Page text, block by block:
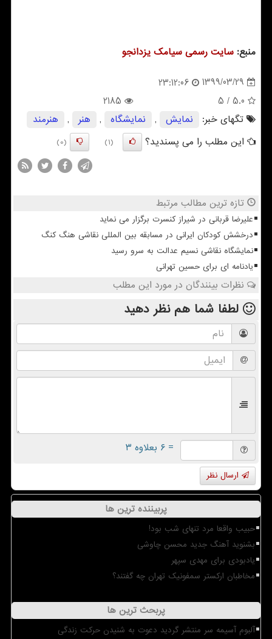
منبع: سایت رسمی سیامك یزدانجو
1399/03/29
23:12:06
5.0
/ 5
2185
تگهای خبر:
نمایش , نمایشگاه , هنر ,
هنرمند
این مطلب را می پسندید؟
(1)
(0)
تازه ترین مطالب مرتبط
علیرضا قربانی در شیراز کنسرت برگزار می نماید
درخشش کودکان ایرانی در مسابقه بین المللی نقاشی هنگ کنگ
نمایشگاه نقاشی نسیم عدالت به سرو رسید
یادنامه ای برای حسین تهرانی
نظرات بینندگان در مورد این مطلب
لطفا شما همنظر دهید
= ۶ بعلاوه ۳
ارسال نظر
پربیننده ترین ها
حبیب واقعا مرد تنهای شب بود!
بشنوید آهنگ جدید محسن چاوشی
یادبودی برای مهدی سپهر
مخاطبان ارکستر سمفونیک تهران چه گفتند؟
پربحث ترین ها
آلبوم آسیمه سر منتشر گردید دعوت به شنیدن حرکت زندگی